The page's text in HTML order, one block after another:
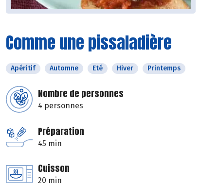
Comme une pissaladière
Apéritif Automne Eté Hiver Printemps
Nombre de personnes
4 personnes
Préparation
45 min
Cuisson
20 min